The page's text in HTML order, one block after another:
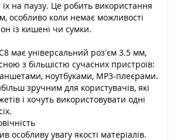
на паузу. Це робить використання
особливо коли немає можливості
із кишені чи сумки.
має універсальний роз’єм 3.5 мм,
з більшістю сучасних пристроїв:
ноутбуками, MP3-плеєрами.
зручним для користувачів, які
і хочуть використовувати одні
особливу увагу якості матеріалів.